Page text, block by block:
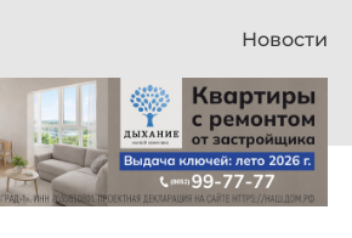
Новости